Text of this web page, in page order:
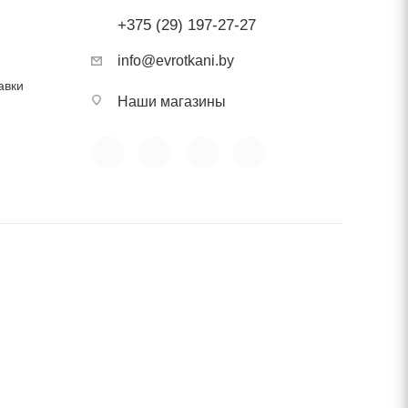
+375 (29) 197-27-27
info@evrotkani.by
Наши магазины